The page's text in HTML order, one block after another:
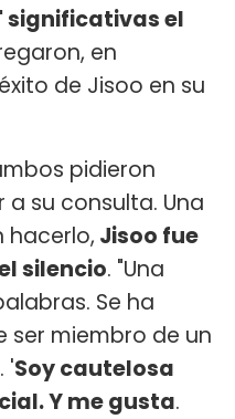
significativas el
en
de Jisoo en su
pidieron
su consulta. Una
hacerlo, Jisoo fue
silencio. "Una
Se ha
ser miembro de un
'Soy cautelosa
Y me gusta.